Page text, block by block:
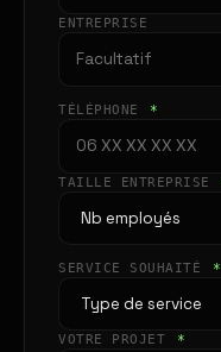
ENTREPRISE
TÉLÉPHONE *
TAILLE ENTREPRISE
SERVICE SOUHAITÉ *
VOTRE PROJET *